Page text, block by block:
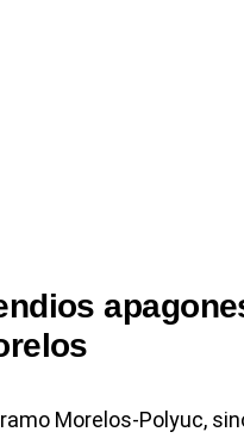
Morelos-Polyuc,